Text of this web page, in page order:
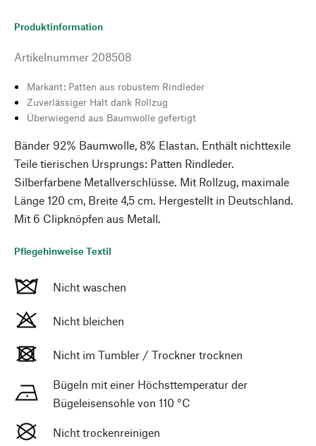
Produktinformation
Artikelnummer 208508
Markant: Patten aus robustem Rindleder
Zuverlässiger Halt dank Rollzug
Überwiegend aus Baumwolle gefertigt
Bänder 92% Baumwolle, 8% Elastan. Enthält nichttexile
Teile tierischen Ursprungs: Patten Rindleder.
Silberfarbene Metallverschlüsse. Mit Rollzug, maximale
Länge 120 cm, Breite 4,5 cm. Hergestellt in Deutschland.
Mit 6 Clipknöpfen aus Metall.
Pflegehinweise Textil
Nicht waschen
Nicht bleichen
Nicht im Tumbler / Trockner trocknen
Bügeln mit einer Höchsttemperatur der
Bügeleisensohle von 110 °C
Nicht trockenreinigen